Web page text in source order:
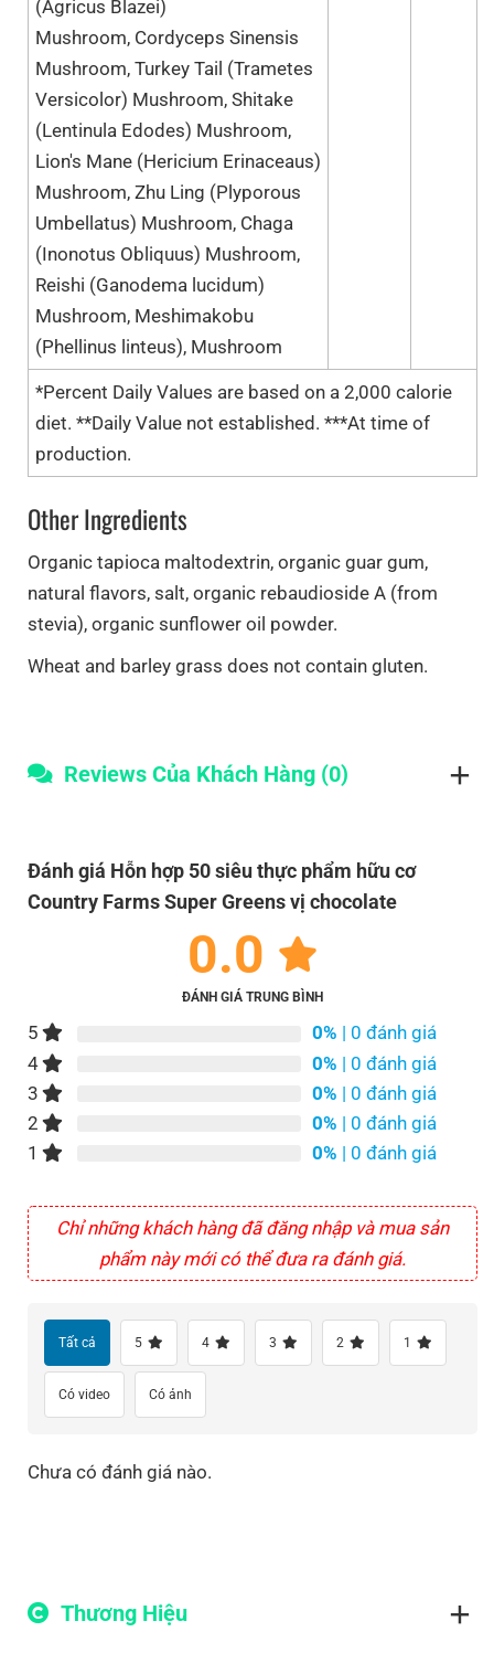
(Agricus Blazei)
Mushroom, Cordyceps Sinensis
Mushroom, Turkey Tail (Trametes
Versicolor) Mushroom, Shitake
(Lentinula Edodes) Mushroom,
Lion's Mane (Hericium Erinaceaus)
Mushroom, Zhu Ling (Plyporous
Umbellatus) Mushroom, Chaga
(Inonotus Obliquus) Mushroom,
Reishi (Ganodema lucidum)
Mushroom, Meshimakobu
(Phellinus linteus), Mushroom
*Percent Daily Values are based on a 2,000 calorie
diet. **Daily Value not established. ***At time of
production.
Other Ingredients
Organic tapioca maltodextrin, organic guar gum,
natural flavors, salt, organic rebaudioside A (from
stevia), organic sunflower oil powder.
Wheat and barley grass does not contain gluten.
Reviews Của Khách Hàng (0)
Đánh giá Hỗn hợp 50 siêu thực phẩm hữu cơ
Country Farms Super Greens vị chocolate
0.0
ĐÁNH GIÁ TRUNG BÌNH
5 0% | 0 đánh giá
4
0% | 0 đánh giá
3
0% | 0 đánh giá
2
0% | 0 đánh giá
1
0% | 0 đánh giá
Chỉ những khách hàng đã đăng nhập và mua sản
phẩm này mới có thể đưa ra đánh giá.
Tất cả 5 4 3 2 1
Có video Có ảnh
Chưa có đánh giá nào.
Thương Hiệu